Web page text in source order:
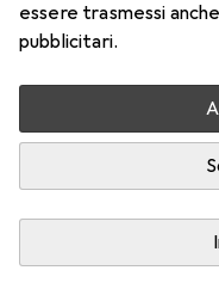
essere trasmessi
pubblicitari.
Consegna tra lun,
Più di 10 pezzi in